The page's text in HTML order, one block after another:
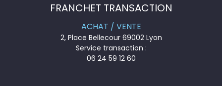
FRANCHET TRANSACTION
ACHAT / VENTE
2, Place Bellecour 69002 Lyon
Service transaction :
06 24 59 12 60